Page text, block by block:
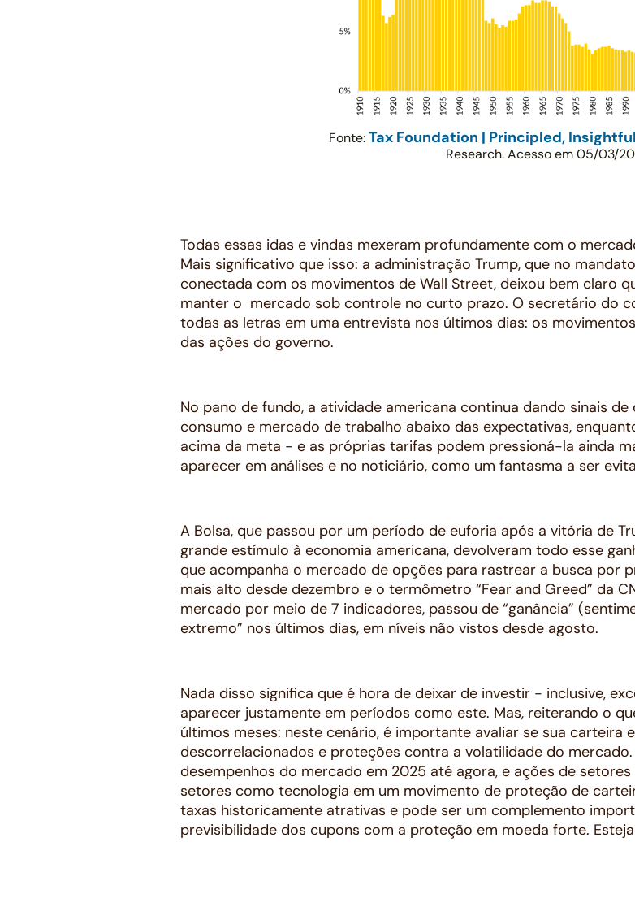
Fonte:Tax Foundation | Principled,
Research. Acesso em 05/03/
Todas essas idas e vindas mexeram profundamente com o
Mais significativo que isso: a administração Trump, que no
conectada com os movimentos de Wall Street, deixou bem claro
manter o mercado sob controle no curto prazo. O secretário do
todas as letras em uma entrevista nos últimos dias: os
das ações do governo.
No pano de fundo, a atividade americana continua dando sinais
consumo e mercado de trabalho abaixo das expectativas,
acima da meta - e as próprias tarifas podem pressioná-la ainda
aparecer em análises e no noticiário, como um fantasma a ser
A Bolsa, que passou por um período de euforia após a vitória de
grande estímulo à economia americana, devolveram todo esse
que acompanha o mercado de opções para rastrear a busca por
mais alto desde dezembro e o termômetro “Fear and Greed” da
mercado por meio de 7 indicadores, passou de “ganância”
extremo” nos últimos dias, em níveis não vistos desde agosto.
Nada disso significa que é hora de deixar de investir - inclusive,
aparecer justamente em períodos como este. Mas, reiterando o
últimos meses: neste cenário, é importante avaliar se sua carteira
descorrelacionados e proteções contra a volatilidade do
desempenhos do mercado em 2025 até agora, e ações de
setores como tecnologia em um movimento de proteção de
taxas historicamente atrativas e pode ser um complemento
previsibilidade dos cupons com a proteção em moeda forte.